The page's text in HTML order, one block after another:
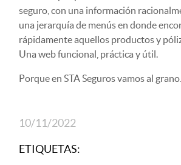
seguro, con una información
una jerarquía de menús en donde
rápidamente aquellos productos y
Una web funcional, práctica y útil.
Porque en STA Seguros vamos al grano…
10/11/2022
ETIQUETAS: